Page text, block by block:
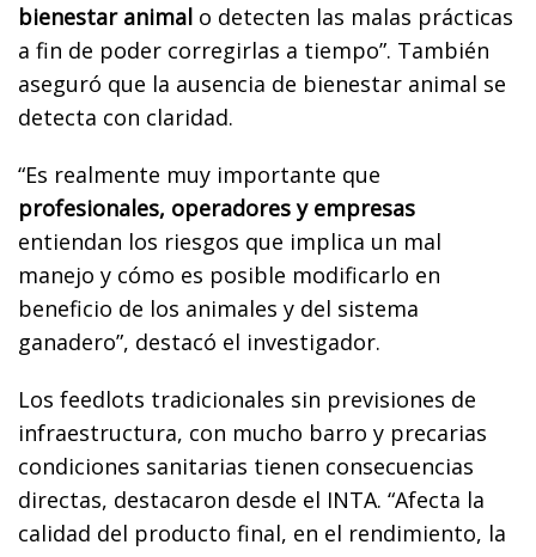
bienestar animal o detecten las malas prácticas
a fin de poder corregirlas a tiempo”. También
aseguró que la ausencia de bienestar animal se
detecta con claridad.
“Es realmente muy importante que
profesionales, operadores y empresas
entiendan los riesgos que implica un mal
manejo y cómo es posible modificarlo en
beneficio de los animales y del sistema
ganadero”, destacó el investigador.
Los feedlots tradicionales sin previsiones de
infraestructura, con mucho barro y precarias
condiciones sanitarias tienen consecuencias
directas, destacaron desde el INTA. “Afecta la
calidad del producto final, en el rendimiento, la